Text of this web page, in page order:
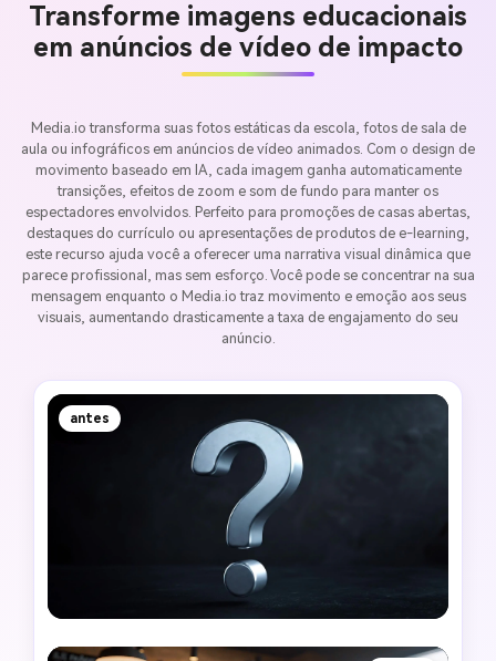
Transforme imagens educacionais
em anúncios de vídeo de impacto
Media.io transforma suas fotos estáticas da escola, fotos de sala de
aula ou infográficos em anúncios de vídeo animados. Com o design de
movimento baseado em IA, cada imagem ganha automaticamente
transições, efeitos de zoom e som de fundo para manter os
espectadores envolvidos. Perfeito para promoções de casas abertas,
destaques do currículo ou apresentações de produtos de e-learning,
este recurso ajuda você a oferecer uma narrativa visual dinâmica que
parece profissional, mas sem esforço. Você pode se concentrar na sua
mensagem enquanto o Media.io traz movimento e emoção aos seus
visuais, aumentando drasticamente a taxa de engajamento do seu
anúncio.
antes